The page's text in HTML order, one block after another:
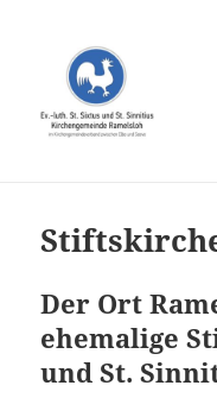
Der Ort
ehemalige
und St.